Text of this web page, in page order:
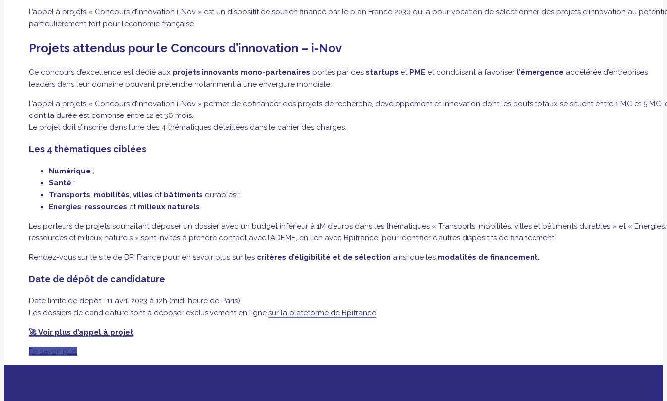
L’appel à projets « Concours d’innovation i-Nov » est un dispositif de soutien financé par le plan France 2030 qui a pour vocation de sélectionner des projets d’innovation au
particulièrement fort pour l’économie française.
Projets attendus pour le Concours d’innovation – i-Nov
Ce concours d’excellence est dédié aux projets innovants mono-partenaires portés par des startups et PME et conduisant à favoriser l’émergence accélérée d’entreprises
leaders dans leur domaine pouvant prétendre notamment à une envergure mondiale.
L’appel à projets « Concours d’innovation i-Nov » permet de cofinancer des projets de recherche, développement et innovation dont les coûts totaux se situent entre 1 M€ et 5 M€,
dont la durée est comprise entre 12 et 36 mois.
Le projet doit s’inscrire dans l’une des 4 thématiques détaillées dans le cahier des charges.
Les 4 thématiques ciblées
Numérique ;
Santé ;
Transports mobilités villes et bâtiments durables ;
Energies ressources et milieux naturels
Les porteurs de projets souhaitant déposer un dossier avec un budget inférieur à 1M d’euros dans les thématiques « Transports, mobilités, villes et bâtiments durables » et « Energies,
ressources et milieux naturels » sont invités à prendre contact avec l’ADEME, en lien avec Bpifrance, pour identifier d’autres dispositifs de financement.
Rendez-vous sur le site de BPI France pour en savoir plus sur les critères d’éligibilité et de sélection ainsi que les modalités de financement.
Date de dépôt de candidature
Date limite de dépôt : 11 avril 2023 à 12h (midi heure de Paris)
Les dossiers de candidature sont à déposer exclusivement en ligne sur la plateforme de Bpifrance
🚀Voir plus d’appel à projet
En savoir plus